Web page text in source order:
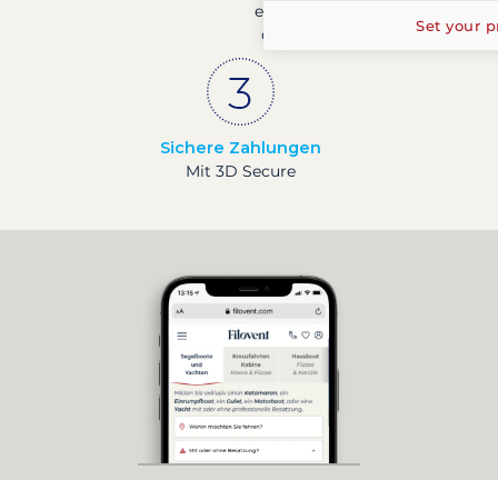
eine Bonitätsbewertung
der Banque de France.
Sichere Zahlungen
Mit 3D Secure
Set your